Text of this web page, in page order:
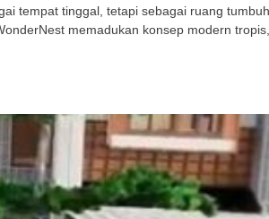
tempat tinggal, tetapi sebagai ruang
memadukan konsep modern